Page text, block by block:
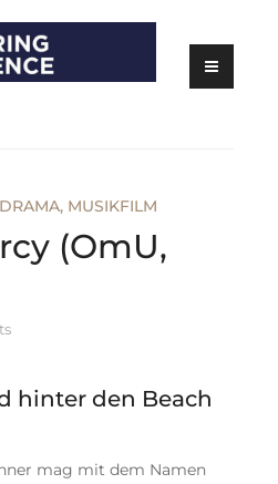
DRAMA, MUSIKFILM
(OmU,
hinter den Beach
mag mit dem Namen